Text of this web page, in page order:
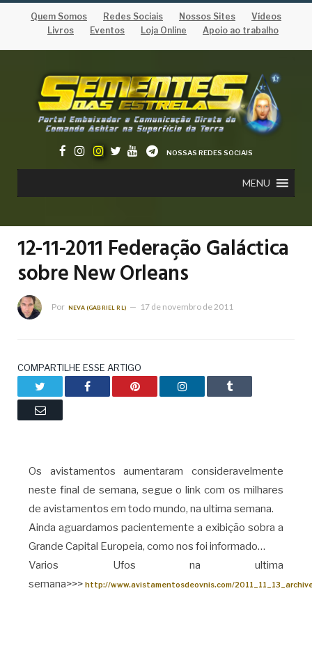
Quem Somos Redes Sociais Nossos Sites
Vídeos
Livros
Eventos Loja Online Apoio ao trabalho
NOSSAS REDES SOCIAIS
MENU
12-11-2011 Federação Galáctica
sobre New Orleans
Por NEVA (GABRIEL RL) 17 de novembro de 2011
COMPARTILHE ESSE ARTIGO
Facebook Pinterest LinkedIn Tumblr
Email
Os avistamentos aumentaram consideravelmente
neste final de semana, segue o link com os milhares
de avistamentos em todo mundo, na ultima semana.
Ainda aguardamos pacientemente a exibição sobra a
Grande Capital Europeia, como nos foi informado…
Varios Ufos na ultima
semana>>> http://www.avistamentosdeovnis.com/